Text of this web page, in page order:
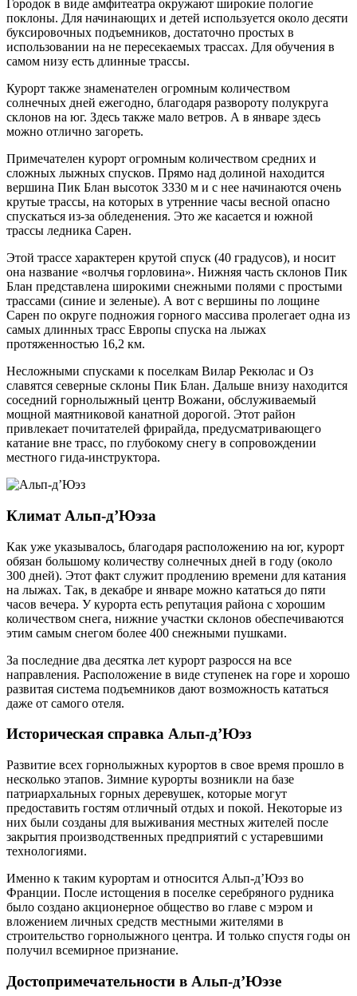
Городок в виде амфитеатра окружают широкие пологие
поклоны. Для начинающих и детей используется около десяти
буксировочных подъемников, достаточно простых в
использовании на не пересекаемых трассах. Для обучения в
самом низу есть длинные трассы.
Курорт также знаменателен огромным количеством
солнечных дней ежегодно, благодаря развороту полукруга
склонов на юг. Здесь также мало ветров. А в январе здесь
можно отлично загореть.
Примечателен курорт огромным количеством средних и
сложных лыжных спусков. Прямо над долиной находится
вершина Пик Блан высоток 3330 м и с нее начинаются очень
крутые трассы, на которых в утренние часы весной опасно
спускаться из-за обледенения. Это же касается и южной
трассы ледника Сарен.
Этой трассе характерен крутой спуск (40 градусов), и носит
она название «волчья горловина». Нижняя часть склонов Пик
Блан представлена широкими снежными полями с простыми
трассами (синие и зеленые). А вот с вершины по лощине
Сарен по округе подножия горного массива пролегает одна из
самых длинных трасс Европы спуска на лыжах
протяженностью 16,2 км.
Несложными спусками к поселкам Вилар Рекюлас и Оз
славятся северные склоны Пик Блан. Дальше внизу находится
соседний горнолыжный центр Вожани, обслуживаемый
мощной маятниковой канатной дорогой. Этот район
привлекает почитателей фрирайда, предусматривающего
катание вне трасс, по глубокому снегу в сопровождении
местного гида-инструктора.
Климат Альп-д’Юэза
Как уже указывалось, благодаря расположению на юг, курорт
обязан большому количеству солнечных дней в году (около
300 дней). Этот факт служит продлению времени для катания
на лыжах. Так, в декабре и январе можно кататься до пяти
часов вечера. У курорта есть репутация района с хорошим
количеством снега, нижние участки склонов обеспечиваются
этим самым снегом более 400 снежными пушками.
За последние два десятка лет курорт разросся на все
направления. Расположение в виде ступенек на горе и хорошо
развитая система подъемников дают возможность кататься
даже от самого отеля.
Историческая справка Альп-д’Юэз
Развитие всех горнолыжных курортов в свое время прошло в
несколько этапов. Зимние курорты возникли на базе
патриархальных горных деревушек, которые могут
предоставить гостям отличный отдых и покой. Некоторые из
них были созданы для выживания местных жителей после
закрытия производственных предприятий с устаревшими
технологиями.
Именно к таким курортам и относится Альп-д’Юэз во
Франции. После истощения в поселке серебряного рудника
было создано акционерное общество во главе с мэром и
вложением личных средств местными жителями в
строительство горнолыжного центра. И только спустя годы он
получил всемирное признание.
Достопримечательности в Альп-д’Юэзе